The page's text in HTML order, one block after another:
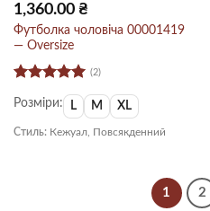
1,360.00 ₴
Футболка чоловіча 00001419
— Oversize
Оцінено в
5з 5
(2)
Розміри: L M XL
Стиль: Кежуал, Повсякденний
1 2